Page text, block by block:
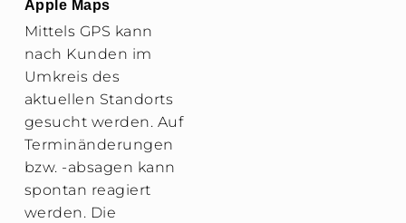
Apple Maps
Mittels GPS kann
nach Kunden im
Umkreis des
aktuellen Standorts
gesucht werden. Auf
Terminänderungen
bzw. -absagen kann
spontan reagiert
werden. Die